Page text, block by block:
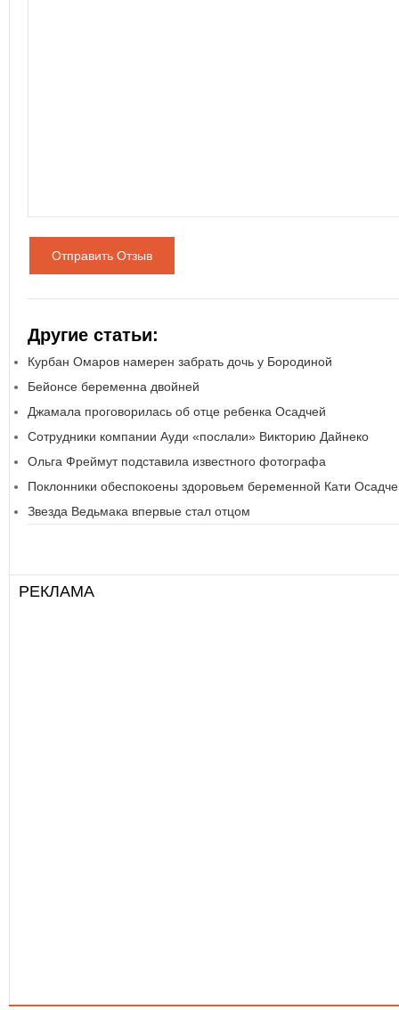
Отправить Отзыв
Другие статьи:
Курбан Омаров намерен забрать дочь у Бородиной
Бейонсе беременна двойней
Джамала проговорилась об отце ребенка Осадчей
Сотрудники компании Ауди «послали» Викторию Дайнеко
Ольга Фреймут подставила известного фотографа
Поклонники обеспокоены здоровьем беременной Кати
Звезда Ведьмака впервые стал отцом
РЕКЛАМА